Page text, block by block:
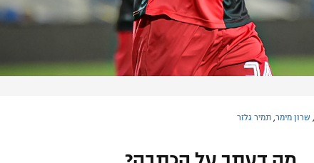
שרון מימר תמיר גלזר